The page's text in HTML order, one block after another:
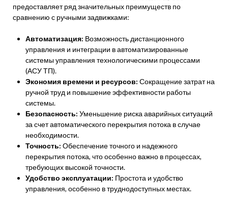
предоставляет ряд значительных преимуществ по
сравнению с ручными задвижками:
Автоматизация: Возможность дистанционного
управления и интеграции в автоматизированные
системы управления технологическими процессами
(АСУ ТП).
Экономия времени и ресурсов: Сокращение затрат на
ручной труд и повышение эффективности работы
системы.
Безопасность: Уменьшение риска аварийных ситуаций
за счет автоматического перекрытия потока в случае
необходимости.
Точность: Обеспечение точного и надежного
перекрытия потока, что особенно важно в процессах,
требующих высокой точности.
Удобство эксплуатации: Простота и удобство
управления, особенно в труднодоступных местах.